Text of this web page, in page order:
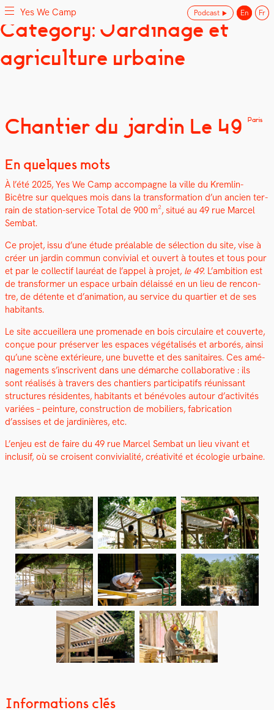
to
Yes We Camp
Utilisation inventive des espaces disponibles
Category: Jardinage et
agriculture urbaine
Chantier du jardin Le 49 Paris
En quelques mots
À l’été 2025, Yes We Camp accom­pa­gne la ville du Krem­lin-
Bicêtre sur quelques mois dans la trans­for­ma­tion d’un ancien ter­
rain de sta­tion-ser­vice Total de 900 m², situé au 49 rue Mar­cel
Sem­bat.
Ce pro­jet, issu d’une étude préal­able de sélec­tion du site, vise à
créer un jardin com­mun con­vivial et ouvert à toutes et tous pour
et par le col­lec­tif lau­réat de l’appel à pro­jet, le 49. L’ambition est
de trans­former un espace urbain délais­sé en un lieu de ren­con­
tre, de détente et d’animation, au ser­vice du quarti­er et de ses
habi­tants.
Le site accueillera une prom­e­nade en bois cir­cu­laire et cou­verte,
conçue pour préserv­er les espaces végé­tal­isés et arborés, ain­si
qu’une scène extérieure, une buvette et des san­i­taires. Ces amé­
nage­ments s’inscrivent dans une démarche col­lab­o­ra­tive : ils
sont réal­isés à tra­vers des chantiers par­tic­i­pat­ifs réu­nis­sant
struc­tures rési­dentes, habi­tants et bénév­oles autour d’activités
var­iées – pein­ture, con­struc­tion de mobiliers, fab­ri­ca­tion
d’assises et de jar­dinières, etc.
L’enjeu est de faire du 49 rue Mar­cel Sem­bat un lieu vivant et
inclusif, où se croisent con­vivi­al­ité, créa­tiv­ité et écolo­gie urbaine.
Informations clés
Yes We Camp Podcast En Fr